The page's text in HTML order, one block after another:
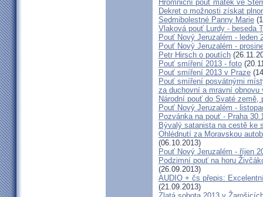
Hromniční pouť matek ve
Dekret o možnosti získat
Sedmibolestné Panny Marie
Vlaková pouť Lurdy - beseda
Pouť Nový Jeruzalém - leden
Pouť Nový Jeruzalém -
Petr Hirsch o poutích
Pouť smíření 2013 - foto
Pouť smíření 2013 v Praze
Pouť smíření posvátnými
za duchovní a mravní obnovu
Národní pouť do Svaté země,
Pouť Nový Jeruzalém -
Pozvánka na pouť - Praha
Bývalý satanista na cestě ke
Ohlédnutí za Moravskou
(06.10.2013)
Pouť Nový Jeruzalém - říjen
Podzimní pouť na horu
(26.09.2013)
AUDIO + čs přepis:
(21.09.2013)